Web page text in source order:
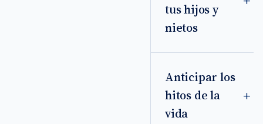
tus hijos y
nietos
Anticipar los
hitos de la
vida